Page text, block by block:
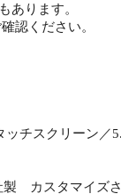
あります。
認ください。
チスクリーン／
製 カスタマイズ